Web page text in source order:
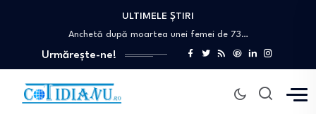
ULTIMELE ȘTIRI
Oana Țoiu a discutat cu ministrul de…
Anchetă după moartea unei femei de 73…
Atac armat într-un liceu din Thailanda. Un…
Fisuri în relația dintre Nicușor Dan și…
„Rusia a învățat să contracareze aproape toate…
Urmărește-ne!